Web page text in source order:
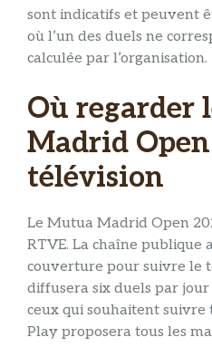
sont indicatifs et peuvent
où l’un des duels ne
calculée par l’organisation.
Où regarder
Madrid
télévision
Le Mutua Madrid Open
RTVE. La chaîne publique
couverture pour suivre le
diffusera six duels par
ceux qui souhaitent suivre
Play proposera tous les